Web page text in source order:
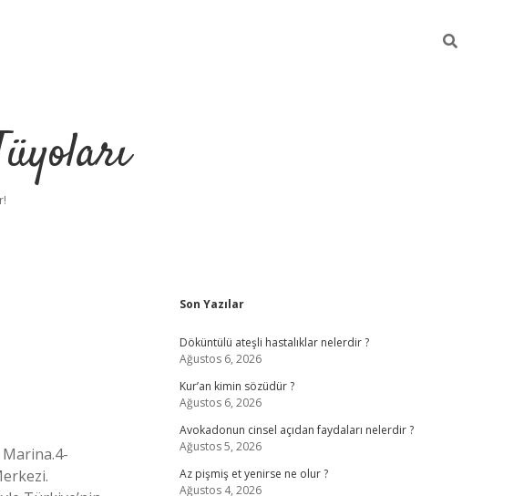
Marina.4-
Sidebar
Son Yazılar
Döküntülü ateşli hastalıklar nelerdir ?
Ağustos 6, 2026
Kur’an kimin sözüdür ?
Ağustos 6, 2026
Avokadonun cinsel açıdan faydaları nelerdir ?
Ağustos 5, 2026
Az pişmiş et yenirse ne olur ?
Ağustos 4, 2026